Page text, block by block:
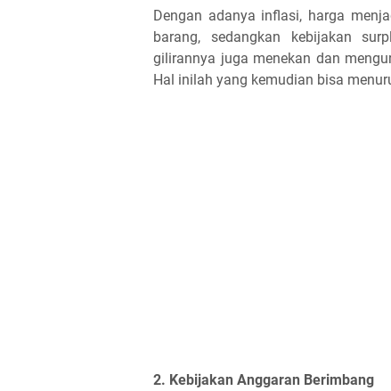
Dengan adanya inflasi, harga
barang, sedangkan kebijakan
gilirannya juga menekan dan
Hal inilah yang kemudian bisa
2. Kebijakan Anggaran Berimbang